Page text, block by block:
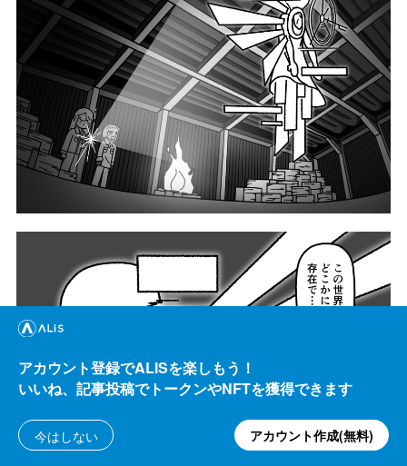
アカウント登録でALISを楽しもう！
いいね、記事投稿でトークンやNFTを獲得できます
今はしない アカウント作成(無料)